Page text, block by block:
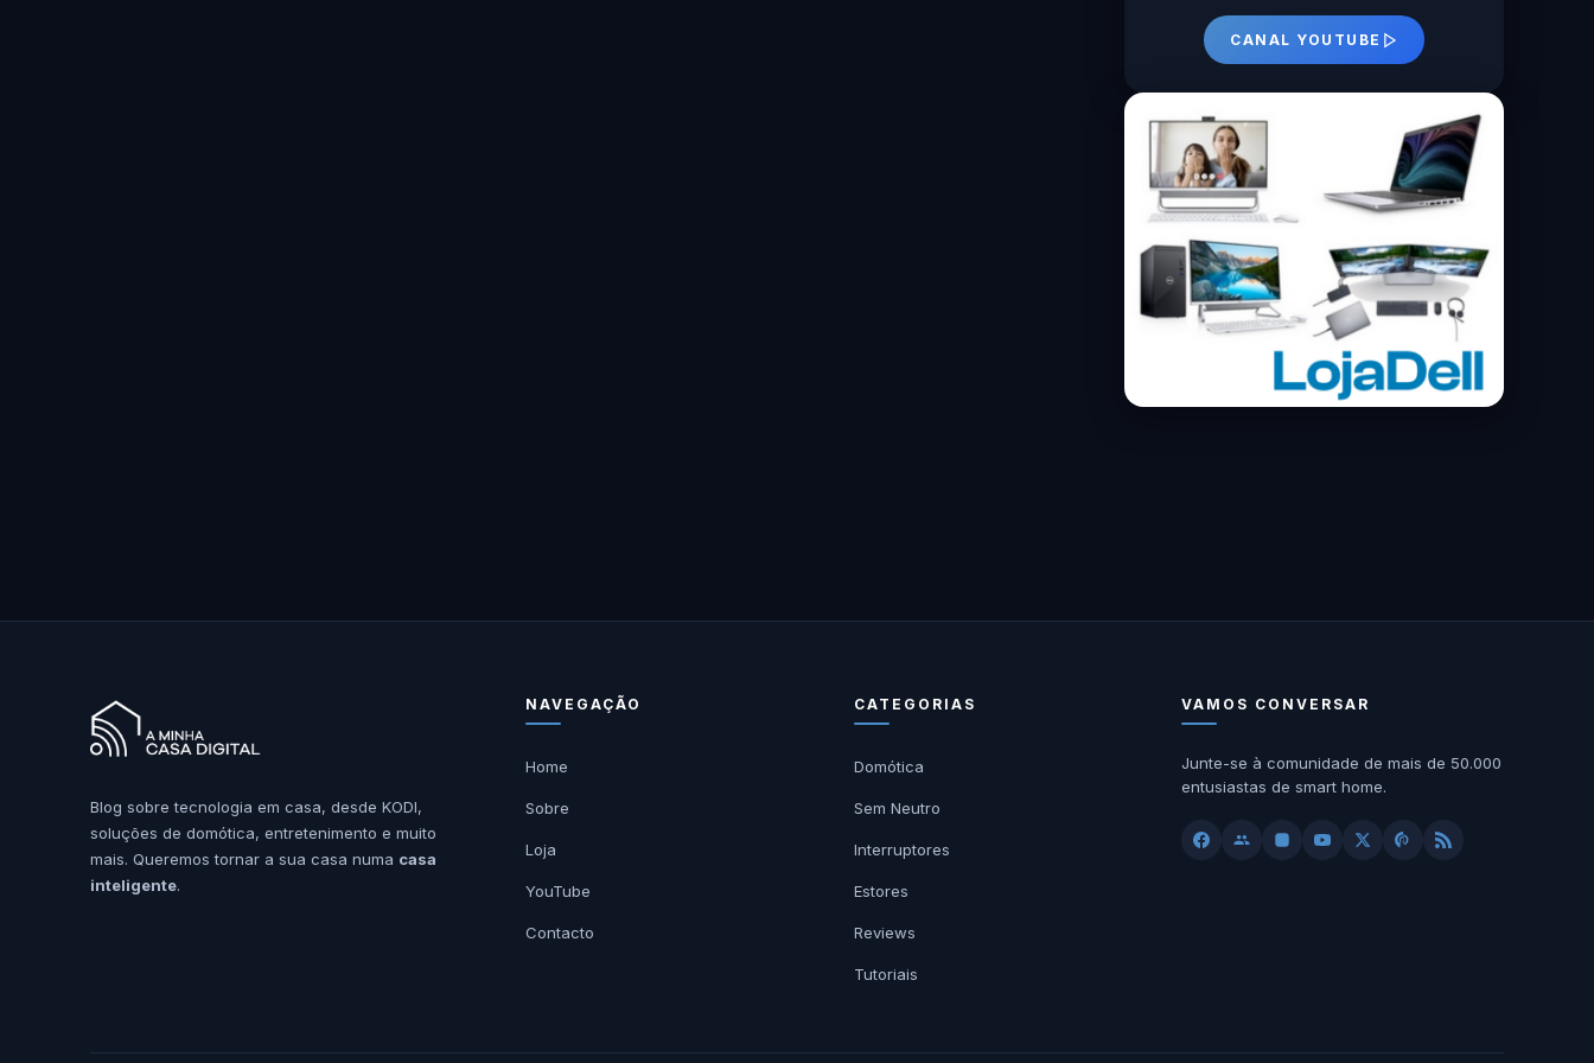
CANAL YOUTUBE
Blog sobre tecnologia em casa, desde KODI,
soluções de domótica, entretenimento e muito
mais. Queremos tornar a sua casa numa casa
inteligente.
NAVEGAÇÃO
Home
Sobre
Loja
YouTube
Contacto
CATEGORIAS
Domótica
Sem Neutro
Interruptores
Estores
Reviews
Tutoriais
VAMOS CONVERSAR
Junte-se à comunidade de mais de 50.000
entusiastas de smart home.